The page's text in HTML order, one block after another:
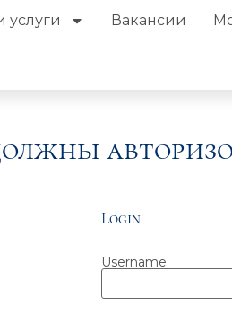
услуги Вакансии
Login
Username